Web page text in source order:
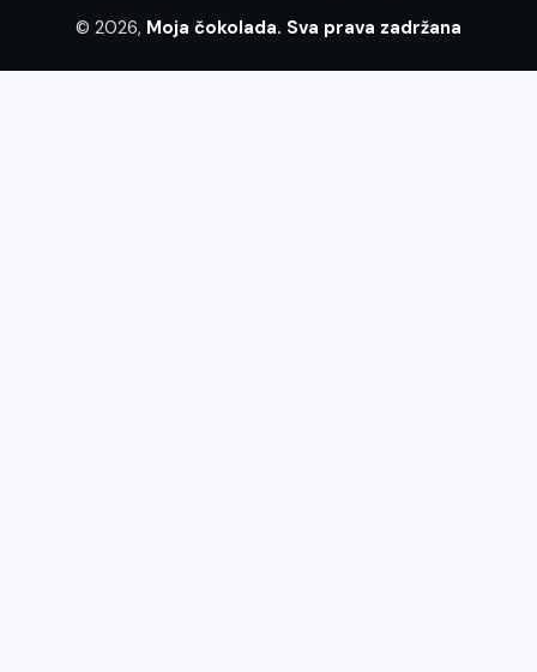
© 2026, Moja čokolada. Sva prava zadržana